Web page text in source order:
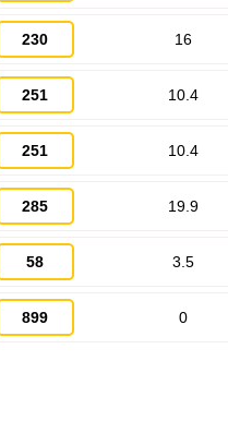
230 16
251 10.4
251 10.4
285 19.9
58 3.5
899 0